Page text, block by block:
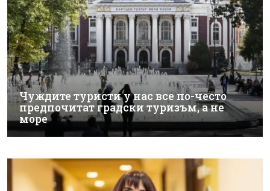
Чуждите туристи у нас все по-често
предпочитат градски туризъм, а не
море